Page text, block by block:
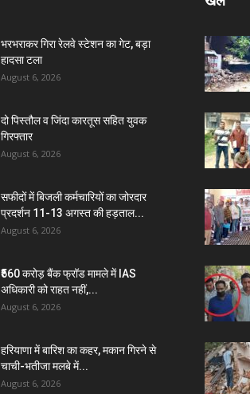
भरभराकर गिरा रेलवे स्टेशन का गेट, बड़ा
हादसा टला
August 6, 2026
दो पिस्तौल व जिंदा कारतूस सहित युवक
गिरफ्तार
August 6, 2026
सफीदों में बिजली कर्मचारियों का जोरदार
प्रदर्शन 11-13 अगस्त की हड़ताल...
August 6, 2026
₹560 करोड़ बैंक फ्रॉड मामले में IAS
अधिकारी को राहत नहीं,...
August 6, 2026
हरियाणा में बारिश का कहर, मकान गिरने से
चाची-भतीजा मलबे में...
August 6, 2026